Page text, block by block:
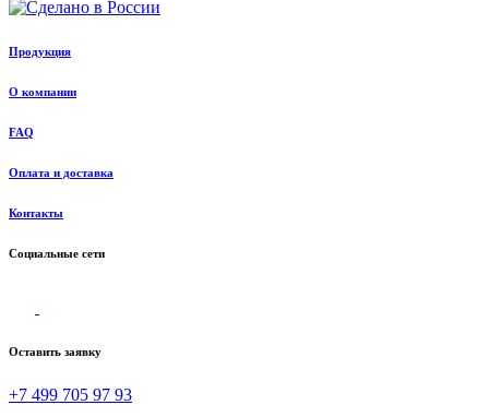
Продукция
О компании
FAQ
Оплата и доставка
Контакты
Социальные сети
Оставить заявку
+7 499 705 97 93